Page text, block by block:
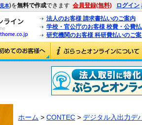
見本)を無料で作成できます 会員登録(無料) ログイン
法人のお客様 請求書払いのご案内
学校・官公庁のお客様 校費・公費
研究機関のお客様 科研費払いのご
ホーム > CONTEC > デジタル入出力デ